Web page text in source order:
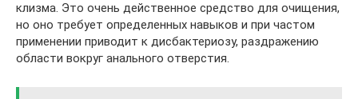
клизма. Это очень действенное средство для очищения,
но оно требует определенных навыков и при частом
применении приводит к дисбактериозу, раздражению
области вокруг анального отверстия.